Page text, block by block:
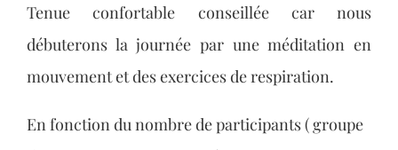
Tenue confortable conseillée car nous
débuterons la journée par une méditation en
mouvement et des exercices de respiration.
En fonction du nombre de participants ( groupe